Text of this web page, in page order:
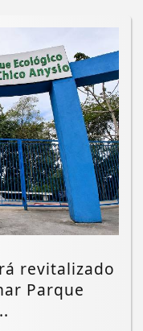
revitalizado
Parque